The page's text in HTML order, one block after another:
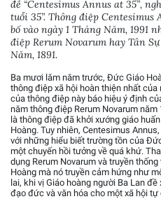
đề “Centesimus Annus at 35”,
tuổi 35”. Thông điệp Centesimus
bố vào ngày 1 Tháng Năm, 1991
điệp Rerum Novarum hay Tân
Năm, 1891.
Ba mươi lăm năm trước, Đức Giáo
thông điệp xã hội hoàn thiện nhất
của thông điệp này báo hiệu ý định
năm thông điệp Rerum Novarum
là thông điệp đã khởi xướng giáo
Hoàng. Tuy nhiên, Centesimus
với những hiểu biết trường tồn của
một chuyến hồi tưởng về quá khứ.
dụng Rerum Novarum và truyền
Hoàng mà nó truyền cảm hứng như
lai, khi vị Giáo hoàng người Ba Lan
đạo đức và văn hóa cho một xã hội